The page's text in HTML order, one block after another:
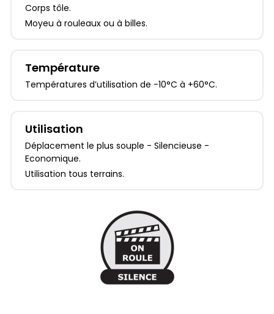
Corps tôle.
Moyeu à rouleaux ou à billes.
Température
Températures d’utilisation de -10°C à +60°C.
Utilisation
Déplacement le plus souple - Silencieuse -
Economique.
Utilisation tous terrains.